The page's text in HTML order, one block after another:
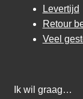
Levertijd
Retour
Veel
Ik wil graag…